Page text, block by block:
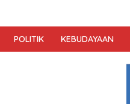
POLITIK KEBUDAYAAN